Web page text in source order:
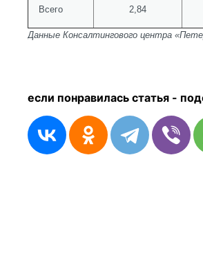
Всего 2,84
Данные Консалтингового центра
если понравилась статья - п